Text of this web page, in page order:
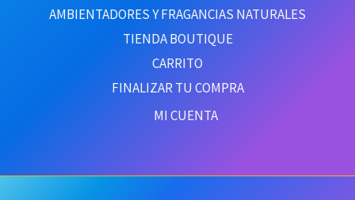
AMBIENTADORES Y FRAGANCIAS NATURALES
TIENDA BOUTIQUE
CARRITO
FINALIZAR TU COMPRA
MI CUENTA